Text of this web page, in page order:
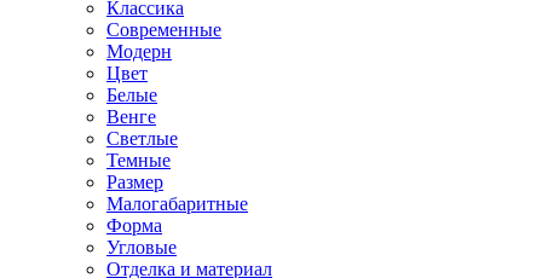
Классика
Современные
Модерн
Цвет
Белые
Венге
Светлые
Темные
Размер
Малогабаритные
Форма
Угловые
Отделка и материал